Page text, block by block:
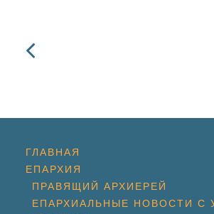
ГЛАВНАЯ
ЕПАРХИЯ
ПРАВЯЩИЙ АРХИЕРЕЙ
ЕПАРХИАЛЬНЫЕ НОВОСТИ С